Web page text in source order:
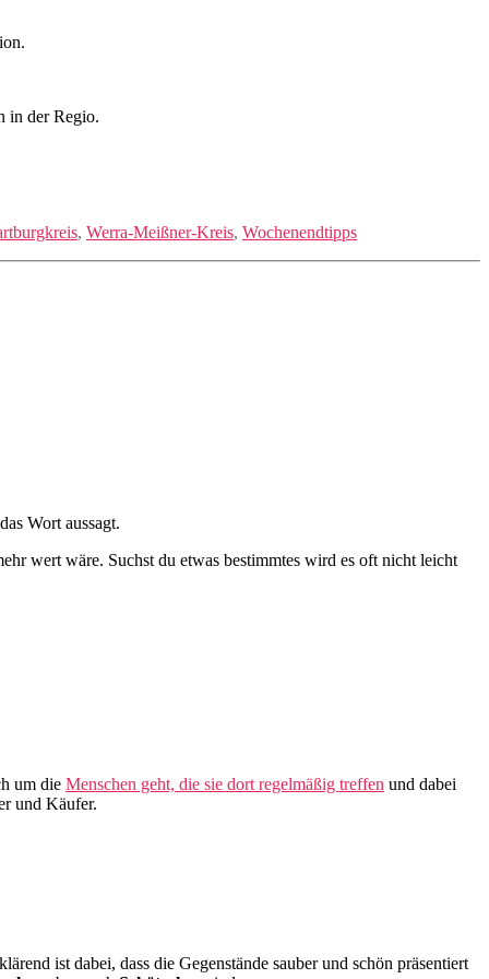
in der Regio.
, Werra-Meißner-Kreis, Wochenendtipps
Wort aussagt.
wert wäre. Suchst du etwas bestimmtes wird es oft nicht leicht
um die Menschen geht, die sie dort regelmäßig treffen und dabei
und Käufer.
ist dabei, dass die Gegenstände sauber und schön präsentiert